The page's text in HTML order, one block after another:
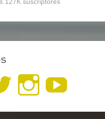
Ver
perfil
Ver
perfil